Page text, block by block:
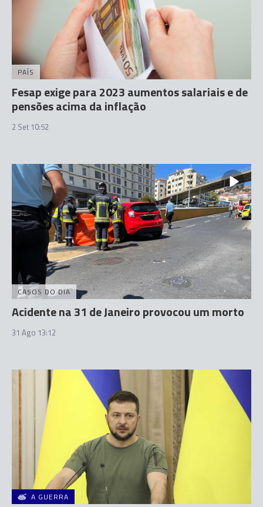
PAÍS
Fesap exige para 2023 aumentos salariais e de
pensões acima da inflação
2 Set 10:52
CASOS DO DIA
Acidente na 31 de Janeiro provocou um morto
31 Ago 13:12
A GUERRA